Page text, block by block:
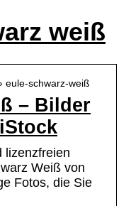
weiß
eule-schwarz-weiß
– Bilder
lizenzfreien
Weiß von
Fotos, die Sie